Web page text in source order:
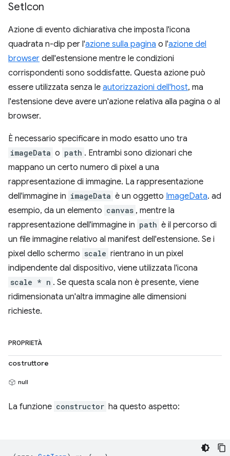
SetIcon
Azione di evento dichiarativa che imposta l'icona
quadrata n-dip per l'azione sulla pagina o l'azione del
browser dell'estensione mentre le condizioni
corrispondenti sono soddisfatte. Questa azione può
essere utilizzata senza le autorizzazioni dell'host, ma
l'estensione deve avere un'azione relativa alla pagina o al
browser.
È necessario specificare in modo esatto uno tra
imageData o path . Entrambi sono dizionari che
mappano un certo numero di pixel a una
rappresentazione di immagine. La rappresentazione
dell'immagine in imageData è un oggetto ImageData. ad
esempio, da un elemento canvas , mentre la
rappresentazione dell'immagine in path è il percorso di
un file immagine relativo al manifest dell'estensione. Se i
pixel dello schermo scale rientrano in un pixel
indipendente dal dispositivo, viene utilizzata l'icona
scale * n . Se questa scala non è presente, viene
ridimensionata un'altra immagine alle dimensioni
richieste.
PROPRIETÀ
costruttore
null
La funzione constructor ha questo aspetto: